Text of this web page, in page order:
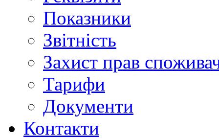
Показники
Звітність
Захист прав
Тарифи
Документи
Контакти